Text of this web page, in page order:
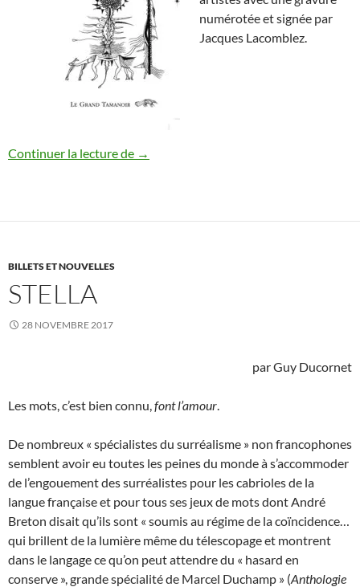
numérotée et signée par
Jacques Lacomblez.
Continuer la lecture de Georges-Henri Morin & Jacques
→
BILLETS ET NOUVELLES
STELLA
28 NOVEMBRE 2017
par Guy Ducornet
Les mots, c’est bien connu,font l’amour.
De nombreux « spécialistes du surréalisme » non francophones
semblent avoir eu toutes les peines du monde à s’accommoder
de l’engouement des surréalistes pour les cabrioles de la
langue française et pour tous ses jeux de mots dont André
Breton disait qu’ils sont « soumis au régime de la coïncidence…
qui brillent de la lumière même du télescopage et montrent
dans le langage ce qu’on peut attendre du « hasard en
conserve », grande spécialité de Marcel Duchamp » (Anthologie